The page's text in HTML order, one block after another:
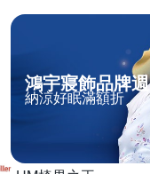
鴻宇寢飾品牌週
納涼好眠滿額折